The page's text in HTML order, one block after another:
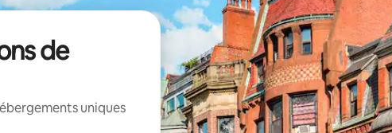
de
uniques